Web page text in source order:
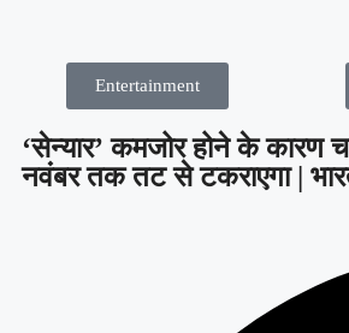
Entertainment
‘सेन्यार’ कमजोर होने के कारण
नवंबर तक तट से टकराएगा |